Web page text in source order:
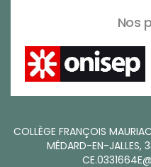
Nos
COLLÈGE FRANÇOIS
MÉDARD-EN-JALLES,